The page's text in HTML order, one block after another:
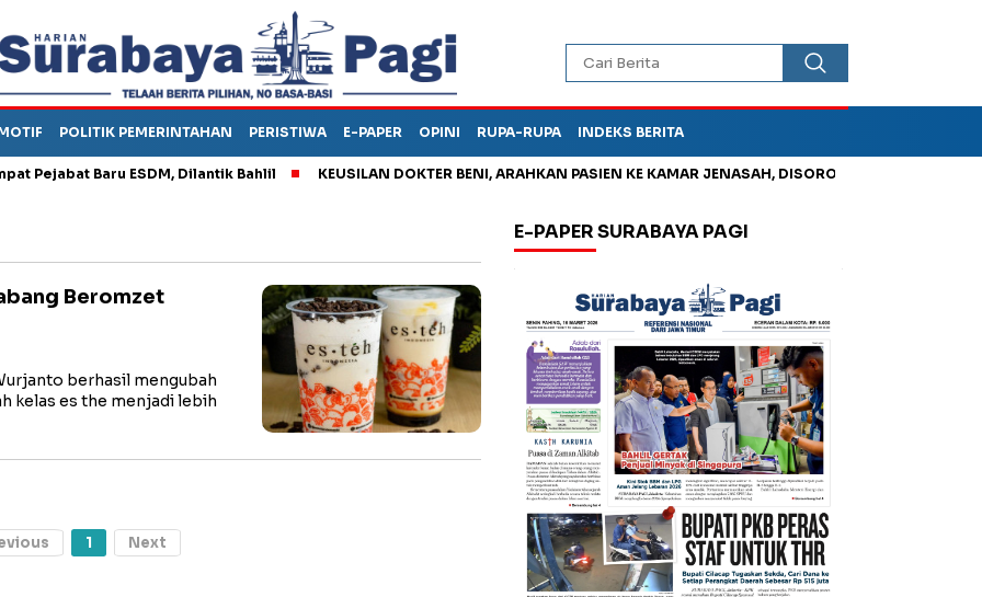
POLITIK PEMERINTAHAN PERISTIWA E-PAPER OPINI RUPA-RUPA INDEKS BERITA
Baru ESDM, Dilantik Bahlil KEUSILAN DOKTER BENI, ARAHKAN PASIEN KE KAMAR JENASAH, DISOROT
Beromzet
berhasil mengubah
kelas es the menjadi lebih
1 Next
E-PAPER SURABAYA PAGI